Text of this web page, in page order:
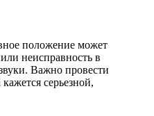
положение может
неисправность в
Важно провести
серьезной,